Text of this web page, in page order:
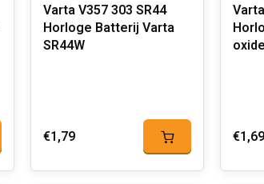
Varta V357 303 SR44
Horloge Batterij Varta
SR44W
€1,79
oxide
€1,69